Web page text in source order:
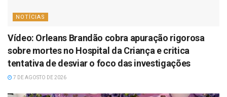
NOTÍCIAS
Vídeo: Orleans Brandão cobra apuração rigorosa
sobre mortes no Hospital da Criança e critica
tentativa de desviar o foco das investigações
7 DE AGOSTO DE 2026